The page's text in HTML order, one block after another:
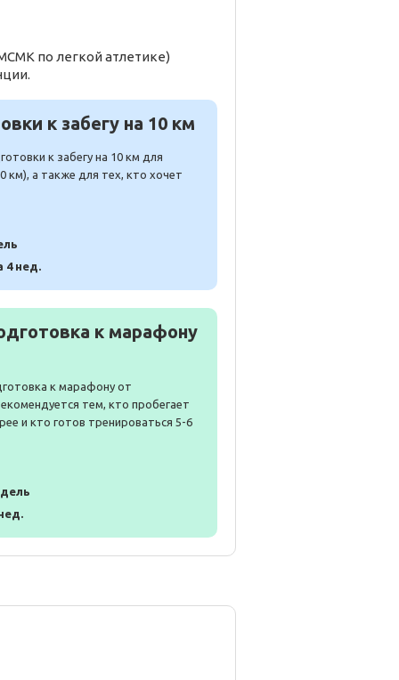
по легкой атлетике)
к забегу на 10 км
к забегу на 10 км для
км), а также для тех, кто хочет
4 нед.
к марафону
к марафону от
тем, кто пробегает
и кто готов тренироваться 5-6